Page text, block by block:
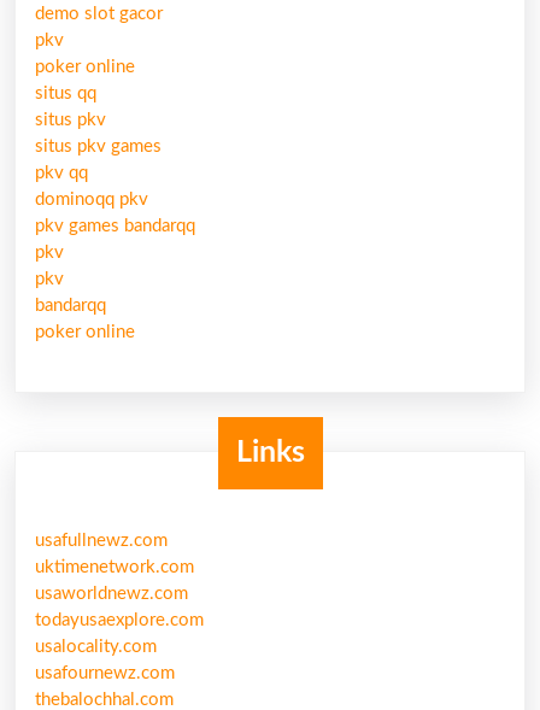
demo slot gacor
pkv
poker online
situs qq
situs pkv
situs pkv games
pkv qq
dominoqq pkv
pkv games bandarqq
pkv
pkv
bandarqq
poker online
Links
usafullnewz.com
uktimenetwork.com
usaworldnewz.com
todayusaexplore.com
usalocality.com
usafournewz.com
thebalochhal.com